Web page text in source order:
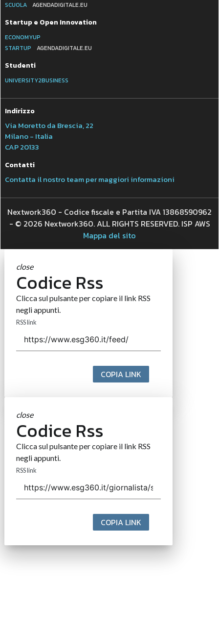
SCUOLA
AGENDADIGITALE.EU
Startup e Open Innovation
ECONOMYUP
STARTUP
AGENDADIGITALE.EU
Studenti
UNIVERSITY2BUSINESS
Indirizzo
Via Moretto da Brescia, 22
Milano - Italia
CAP 20133
Contatti
Contatta il nostro team per maggiori informazioni
Nextwork360 - Codice fiscale e Partita IVA 13868590962
- © 2026 Nextwork360. ALL RIGHTS RESERVED. ISP AWS
Mappa del sito
close
Codice Rss
Clicca sul pulsante per copiare il link RSS
negli appunti.
RSS link
COPIA LINK
close
Codice Rss
Clicca sul pulsante per copiare il link RSS
negli appunti.
RSS link
COPIA LINK